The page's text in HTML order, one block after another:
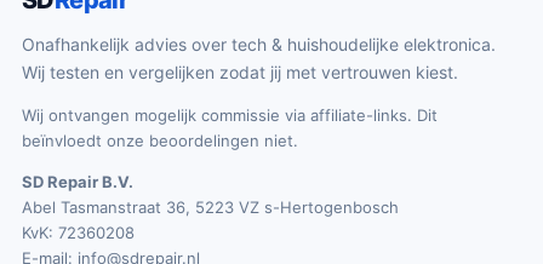
Onafhankelijk advies over tech & huishoudelijke elektronica.
Wij testen en vergelijken zodat jij met vertrouwen kiest.
Wij ontvangen mogelijk commissie via affiliate-links. Dit
beïnvloedt onze beoordelingen niet.
SD Repair B.V.
Abel Tasmanstraat 36, 5223 VZ s-Hertogenbosch
KvK: 72360208
E-mail: info@sdrepair.nl